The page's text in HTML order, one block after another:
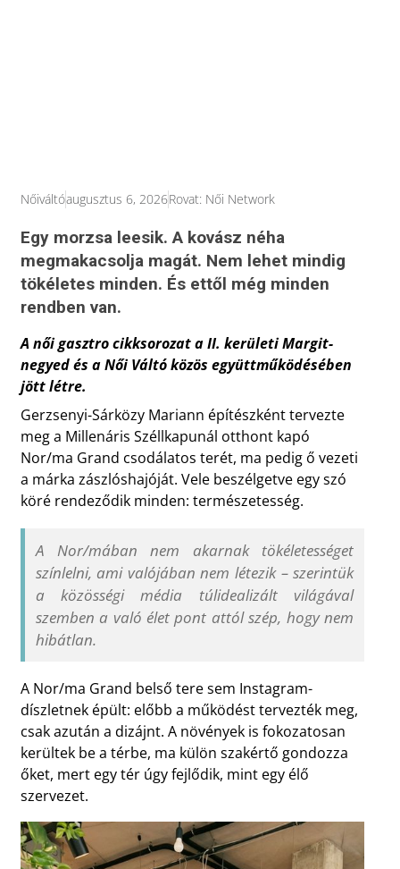
Nőiváltóaugusztus 6, 2026Rovat: Női Network
Egy morzsa leesik. A kovász néha
megmakacsolja magát. Nem lehet mindig
tökéletes minden. És ettől még minden
rendben van.
A női gasztro cikksorozat a II. kerületi Margit-
negyed és a Női Váltó közös együttműködésében
jött létre.
Gerzsenyi-Sárközy Mariann építészként tervezte
meg a Millenáris Széllkapunál otthont kapó
Nor/ma Grand csodálatos terét, ma pedig ő vezeti
a márka zászlóshajóját. Vele beszélgetve egy szó
köré rendeződik minden: természetesség.
A Nor/mában nem akarnak tökéletességet
színlelni, ami valójában nem létezik – szerintük
a közösségi média túlidealizált világával
szemben a való élet pont attól szép, hogy nem
hibátlan.
A Nor/ma Grand belső tere sem Instagram-
díszletnek épült: előbb a működést tervezték meg,
csak azután a dizájnt. A növények is fokozatosan
kerültek be a térbe, ma külön szakértő gondozza
őket, mert egy tér úgy fejlődik, mint egy élő
szervezet.